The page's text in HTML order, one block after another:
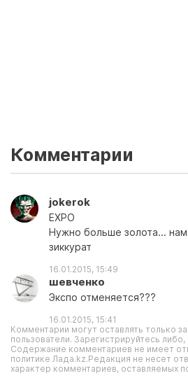
Комментарии
jokerok
EXPO
Нужно больше золота...
зиккурат
16.01.2015, 15:49
шевченко
Экспо отменяется???
16.01.2015, 15:41
Комментарии могут оставлять только
пользователи. Зарегистрируйтесь либо,
Содержание комментариев не имеет
политике Лада.kz.Редакция не несет
характер комментариев, оставляемых